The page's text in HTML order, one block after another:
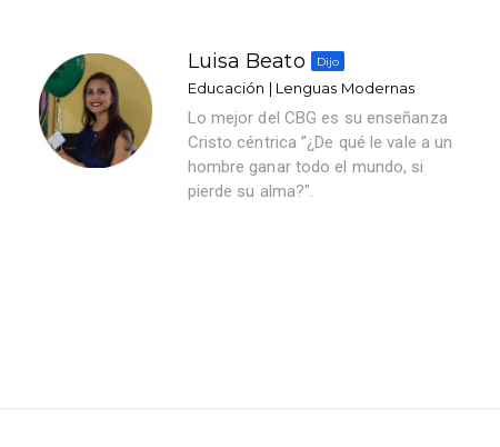
Luisa Beato Dijo
Educación | Lenguas Modernas
Lo mejor del CBG es su enseñanza
Cristo céntrica ”¿De qué le vale a un
hombre ganar todo el mundo, si
pierde su alma?".